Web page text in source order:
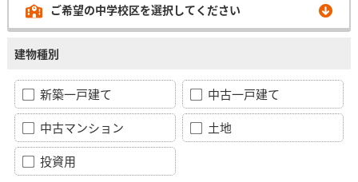
ご希望の中学校区を選択してください
建物種別
新築一戸建て
中古一戸建て
中古マンション
土地
投資用